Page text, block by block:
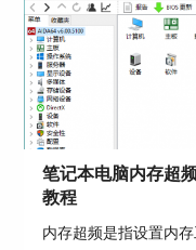
笔记本电脑内存超
教程
内存超频是指设置内